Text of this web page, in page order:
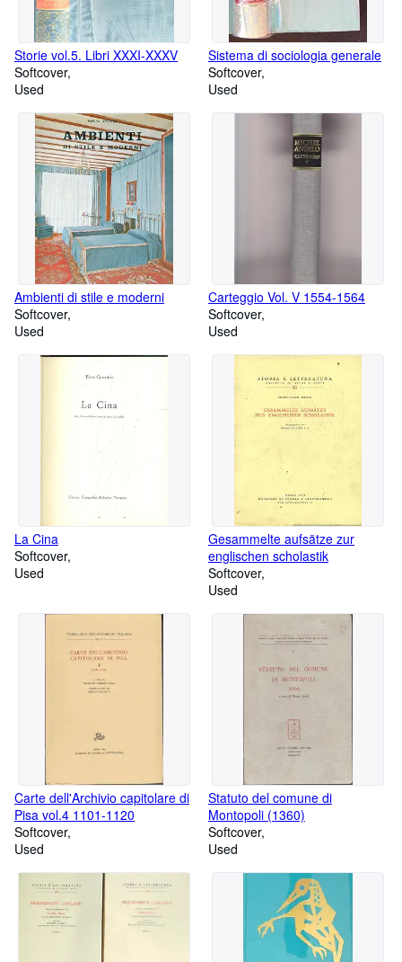
Storie vol.5. Libri XXXI-XXXV
Softcover
Used
Sistema di sociologia generale
Softcover
Used
Ambienti di stile e moderni
Softcover
Used
Carteggio Vol. V 1554-1564
Softcover
Used
La Cina
Softcover
Used
Gesammelte aufsätze zur
englischen scholastik
Softcover
Used
Carte dell'Archivio capitolare di
Pisa vol.4 1101-1120
Softcover
Used
Statuto del comune di
Montopoli (1360)
Softcover
Used